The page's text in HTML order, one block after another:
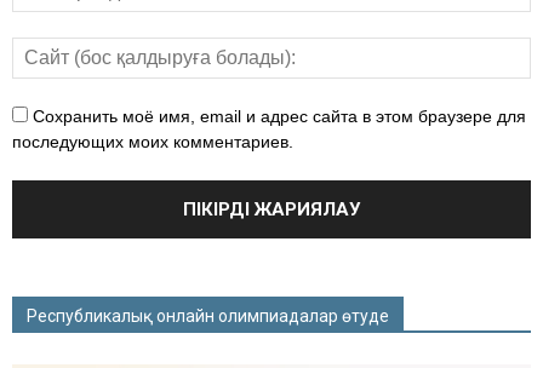
Сохранить моё имя, email и адрес сайта в этом браузере для
последующих моих комментариев.
Республикалық онлайн олимпиадалар өтуде